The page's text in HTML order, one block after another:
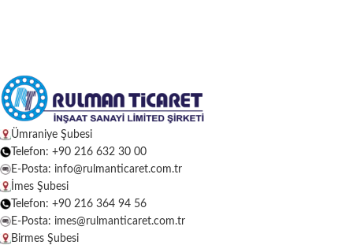
Ümraniye Şubesi
Telefon: +90 216 632 30 00
E-Posta: info@rulmanticaret.com.tr
İmes Şubesi
Telefon: +90 216 364 94 56
E-Posta: imes@rulmanticaret.com.tr
Birmes Şubesi